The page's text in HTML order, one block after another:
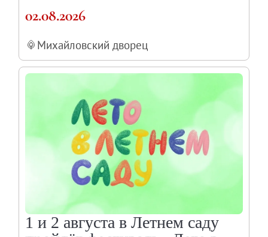
Страницы памяти
Древнерусское искусство
Живопись XVIII – первой половины XIX вв.
Живопись второй половины XIX века -
Скульптура XVIII – начала XX вв.
Скульптура XX – XXI вв.
Нумизматика
Гравюра
Рисунок
Декоративно-прикладное искусство
Народное искусство
Искусство новейших течений
02.08.2026
Михайловский дворец
1 и 2 августа в Летнем саду